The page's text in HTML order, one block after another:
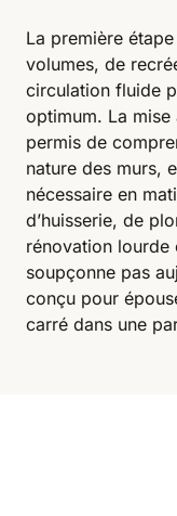
La première
volumes, de
circulation fluide
optimum. La mise
permis de
nature des murs,
nécessaire en
d’huisserie, de
rénovation lourde
soupçonne pas
conçu pour
carré dans une